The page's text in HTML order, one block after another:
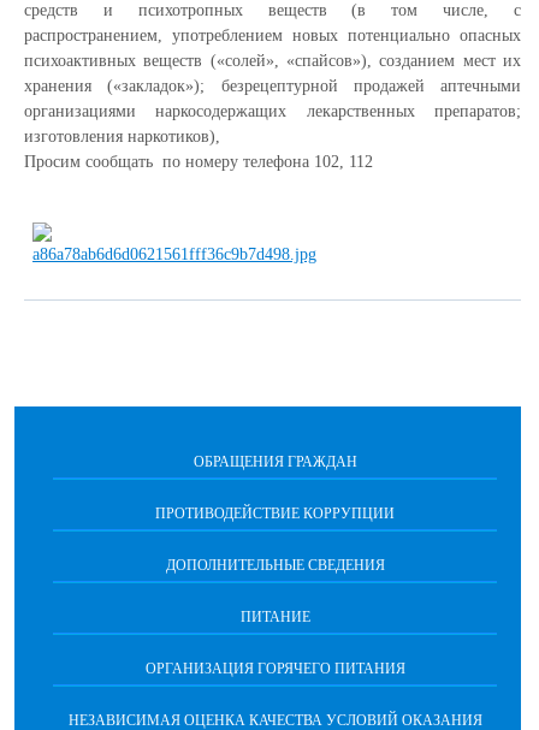
средств и психотропных веществ (в том числе, с
распространением, употреблением новых потенциально опасных
психоактивных веществ («солей», «спайсов»), созданием мест их
хранения («закладок»); безрецептурной продажей аптечными
организациями наркосодержащих лекарственных препаратов;
изготовления наркотиков),
Просим сообщать по номеру телефона 102, 112
ОБРАЩЕНИЯ ГРАЖДАН
ПРОТИВОДЕЙСТВИЕ КОРРУПЦИИ
ДОПОЛНИТЕЛЬНЫЕ СВЕДЕНИЯ
ПИТАНИЕ
ОРГАНИЗАЦИЯ ГОРЯЧЕГО ПИТАНИЯ
НЕЗАВИСИМАЯ ОЦЕНКА КАЧЕСТВА УСЛОВИЙ ОКАЗАНИЯ